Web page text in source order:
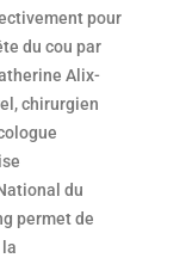
pour
du cou par
Alix-
chirurgien
du
permet de